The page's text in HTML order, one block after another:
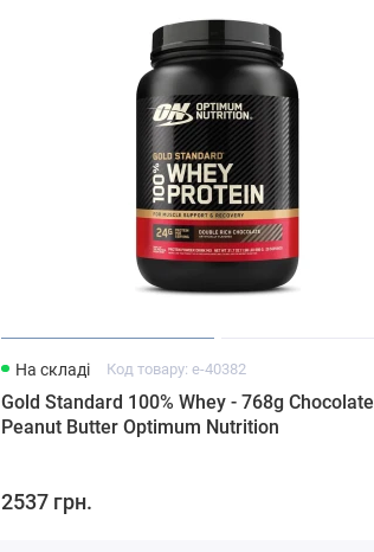
На складі Код товару: e-40382
Gold Standard 100% Whey - 768g Chocolate
Peanut Butter Optimum Nutrition
2537 грн.